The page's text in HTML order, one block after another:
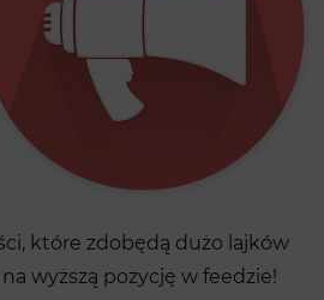
które zdobędą dużo lajków
wyższą pozycję w feedzie!